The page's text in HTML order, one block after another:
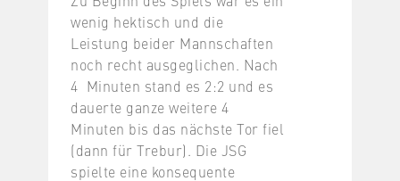
wenig hektisch und die
Leistung beider Mannschaften
noch recht ausgeglichen. Nach
4 Minuten stand es 2:2 und es
dauerte ganze weitere 4
Minuten bis das nächste Tor fiel
(dann für Trebur). Die JSG
spielte eine konsequente